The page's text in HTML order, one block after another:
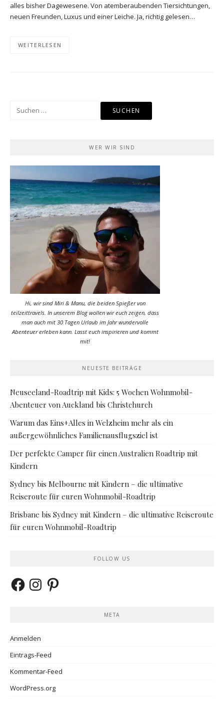
alles bisher Dagewesene. Von atemberaubenden Tiersichtungen,
neuen Freunden, Luxus und einer Leiche. Ja, richtig gelesen…
WEITERLESEN
Suchen
WER WIR SIND
Hi, wir sind Miri & Manu, die beiden Spießer von
teilzeittravels. In unserem Blog wollen wir euch zeigen, dass
man auch mit 30 Tagen Urlaub im Jahr wundervolle
Abenteuer erleben kann. Lasst euch inspirieren und kommt
mit!
NEUESTE BEITRÄGE
Neuseeland-Roadtrip mit Kids: 5 Wochen Wohnmobil-
Abenteuer von Auckland bis Christchurch
Warum das Eins+Alles in Welzheim mehr als ein
außergewöhnliches Familienausflugsziel ist
Der perfekte Camper für einen Australien Roadtrip mit
Kindern
Sydney bis Melbourne mit Kindern – die ultimative
Reiseroute für euren Wohnmobil-Roadtrip
Brisbane bis Sydney mit Kindern – die ultimative Reiseroute
für euren Wohnmobil-Roadtrip
FOLLOW US
FacebookInstagramPinterest
META
Anmelden
Eintrags-Feed
Kommentar-Feed
WordPress.org